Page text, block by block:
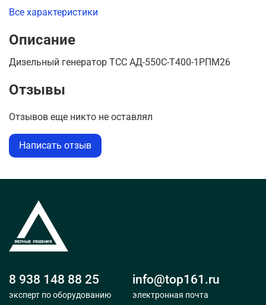
Все характеристики
Описание
Дизельный генератор ТСС АД-550С-Т400-1РПМ26
Отзывы
Отзывов еще никто не оставлял
Написать отзыв
8 938 148 88 25
эксперт по оборудованию
info@top161.ru
электронная почта